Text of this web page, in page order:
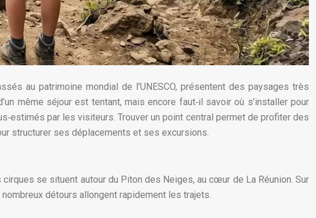
au patrimoine mondial de l’UNESCO, présentent des paysages très
même séjour est tentant, mais encore faut‑il savoir où s’installer pour
par les visiteurs. Trouver un point central permet de profiter des
structurer ses déplacements et ses excursions.
se situent autour du Piton des Neiges, au cœur de La Réunion. Sur
détours allongent rapidement les trajets.